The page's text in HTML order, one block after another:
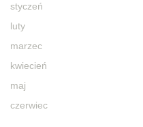
styczeń
luty
marzec
kwiecień
maj
czerwiec